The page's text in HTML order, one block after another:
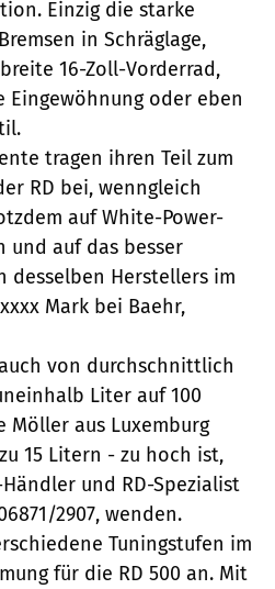
Einzig die starke
in Schräglage,
16-Zoll-Vorderrad,
Eingewöhnung oder eben
tragen ihren Teil zum
RD bei, wenngleich
auf White-Power-
und auf das besser
desselben Herstellers im
Mark bei Baehr,
von durchschnittlich
Liter auf 100
Möller aus Luxemburg
15 Litern - zu hoch ist,
und RD-Spezialist
2907, wenden.
Tuningstufen im
für die RD 500 an. Mit